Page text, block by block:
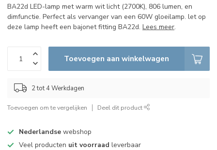
BA22d LED-lamp met warm wit licht (2700K), 806 lumen, en
dimfunctie. Perfect als vervanger van een 60W gloeilamp. let op
deze lamp heeft een bajonet fitting BA22d. Lees meer.
Toevoegen aan winkelwagen
2 tot 4 Werkdagen
Toevoegen om te vergelijken Deel dit product
Nederlandse webshop
Veel producten uit voorraad leverbaar